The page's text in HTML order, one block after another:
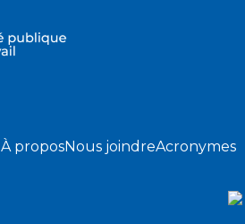
À proposNous joindreAcronymes